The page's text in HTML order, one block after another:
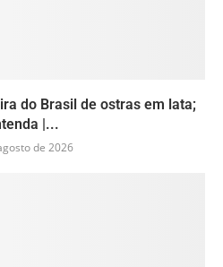
do Brasil de ostras em lata;
|...
de 2026